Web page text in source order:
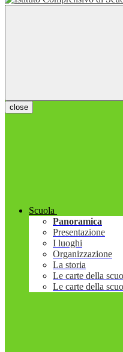
close
Scuola
Panoramica
Presentazione
I luoghi
Organizzazione
La storia
Le carte della
Le carte della